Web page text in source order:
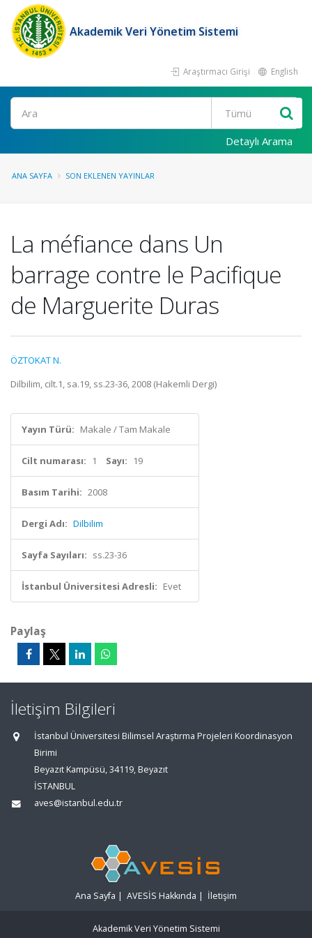
Akademik Veri Yönetim Sistemi
Araştırmacı Girişi English
Ara
Detaylı Arama
ANA SAYFA SON EKLENEN YAYINLAR
La méfiance dans Un
barrage contre le Pacifique
de Marguerite Duras
ÖZTOKAT N.
Dilbilim, cilt.1, sa.19, ss.23-36, 2008 (Hakemli Dergi)
Yayın Türü: Makale / Tam Makale
Cilt numarası: 1 Sayı: 19
Basım Tarihi: 2008
Dergi Adı: Dilbilim
Sayfa Sayıları: ss.23-36
İstanbul Üniversitesi Adresli: Evet
Paylaş
İletişim Bilgileri
İstanbul Üniversitesi Bilimsel Araştırma Projeleri Koordinasyon
Birimi
Beyazıt Kampüsü, 34119, Beyazıt
İSTANBUL
aves@istanbul.edu.tr
Ana Sayfa | AVESİS Hakkında | İletişim
Akademik Veri Yönetim Sistemi